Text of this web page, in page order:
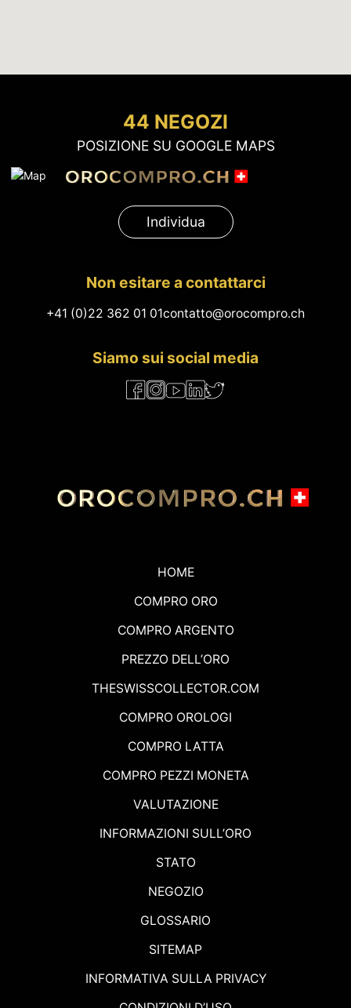
44 NEGOZI
POSIZIONE SU GOOGLE MAPS
Individua
Non esitare a contattarci
+41 (0)22 362 01 01contatto@orocompro.ch
Siamo sui social media
HOME
COMPRO ORO
COMPRO ARGENTO
PREZZO DELL’ORO
THESWISSCOLLECTOR.COM
COMPRO OROLOGI
COMPRO LATTA
COMPRO PEZZI MONETA
VALUTAZIONE
INFORMAZIONI SULL’ORO
STATO
NEGOZIO
GLOSSARIO
SITEMAP
INFORMATIVA SULLA PRIVACY